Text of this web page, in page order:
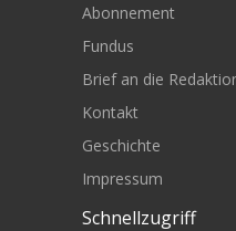
Abonnement
Fundus
Brief an die
Kontakt
Geschichte
Impressum
Schnellzugriff